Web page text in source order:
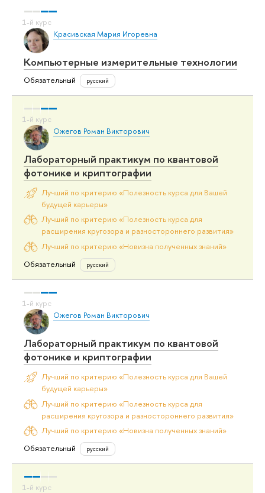
Красивская Мария Игоревна
Компьютерные измерительные технологии
Обязательный русский
Ожегов Роман Викторович
Лабораторный практикум по квантовой
фотонике и криптографии
Лучший по критерию «Полезность курса для Вашей
будущей карьеры»
Лучший по критерию «Полезность курса для
расширения кругозора и разностороннего развития»
Лучший по критерию «Новизна полученных знаний»
Обязательный
русский
Ожегов Роман Викторович
Лабораторный практикум по квантовой
фотонике и криптографии
Лучший по критерию «Полезность курса для Вашей
будущей карьеры»
Лучший по критерию «Полезность курса для
расширения кругозора и разностороннего развития»
Лучший по критерию «Новизна полученных знаний»
Обязательный
русский